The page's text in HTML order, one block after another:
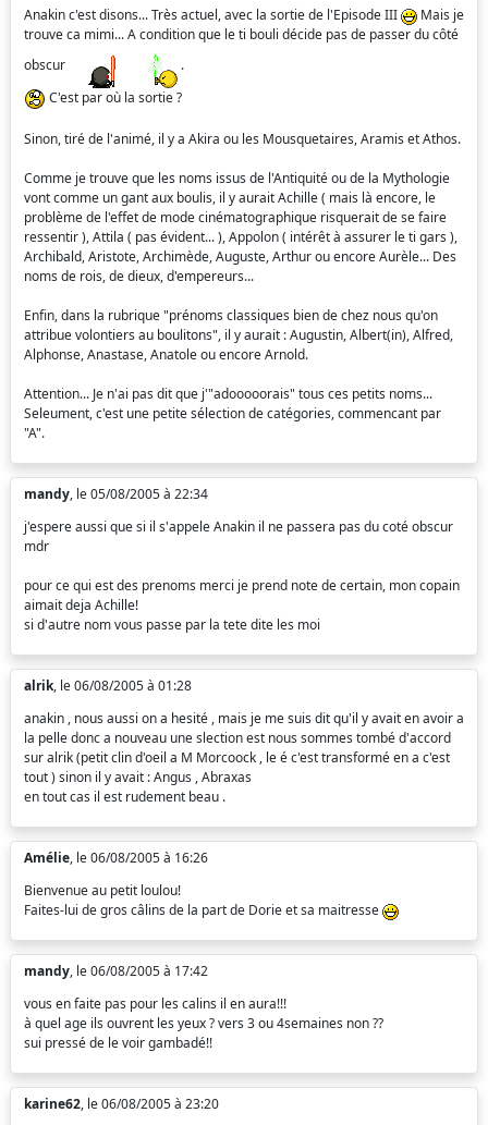
Anakin c'est disons... Très actuel, avec la sortie de l'Episode III
Mais je
trouve ca mimi... A condition que le ti bouli décide pas de passer du côté
obscur
.
C'est par où la sortie ?
Sinon, tiré de l'animé, il y a Akira ou les Mousquetaires, Aramis et Athos.
Comme je trouve que les noms issus de l'Antiquité ou de la Mythologie
vont comme un gant aux boulis, il y aurait Achille ( mais là encore, le
problème de l'effet de mode cinématographique risquerait de se faire
ressentir ), Attila ( pas évident... ), Appolon ( intérêt à assurer le ti gars ),
Archibald, Aristote, Archimède, Auguste, Arthur ou encore Aurèle... Des
noms de rois, de dieux, d'empereurs...
Enfin, dans la rubrique "prénoms classiques bien de chez nous qu'on
attribue volontiers au boulitons", il y aurait : Augustin, Albert(in), Alfred,
Alphonse, Anastase, Anatole ou encore Arnold.
Attention... Je n'ai pas dit que j'"adooooorais" tous ces petits noms...
Seleument, c'est une petite sélection de catégories, commencant par
"A".
mandy, le 05/08/2005 à 22:34
j'espere aussi que si il s'appele Anakin il ne passera pas du coté obscur
mdr
pour ce qui est des prenoms merci je prend note de certain, mon copain
aimait deja Achille!
si d'autre nom vous passe par la tete dite les moi
alrik, le 06/08/2005 à 01:28
anakin , nous aussi on a hesité , mais je me suis dit qu'il y avait en avoir a
la pelle donc a nouveau une slection est nous sommes tombé d'accord
sur alrik (petit clin d'oeil a M Morcoock , le é c'est transformé en a c'est
tout ) sinon il y avait : Angus , Abraxas
en tout cas il est rudement beau .
Amélie, le 06/08/2005 à 16:26
Bienvenue au petit loulou!
Faites-lui de gros câlins de la part de Dorie et sa maitresse
mandy, le 06/08/2005 à 17:42
vous en faite pas pour les calins il en aura!!!
à quel age ils ouvrent les yeux ? vers 3 ou 4semaines non ??
sui pressé de le voir gambadé!!
karine62, le 06/08/2005 à 23:20